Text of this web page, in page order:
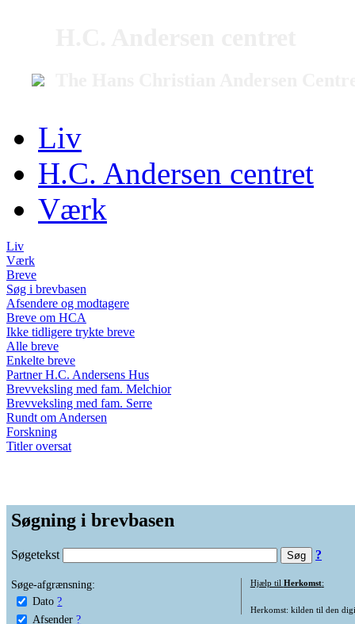
Liv
H.C. Andersen centret
Værk
Liv
Værk
Breve
Søg i brevbasen
Afsendere og modtagere
Breve om HCA
Ikke tidligere trykte breve
Alle breve
Enkelte breve
Partner H.C. Andersens Hus
Brevveksling med fam. Melchior
Brevveksling med fam. Serre
Rundt om Andersen
Forskning
Titler oversat
Søgning i brevbasen
Søgetekst ?
Søge-afgrænsning:
Dato ?
Afsender ?
Hjælp til Herkomst:
Herkomst: kilden til den